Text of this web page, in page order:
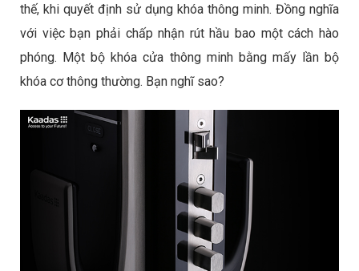
thế, khi quyết định sử dụng khóa thông minh. Đồng nghĩa
với việc bạn phải chấp nhận rút hầu bao một cách hào
phóng. Một bộ khóa cửa thông minh bằng mấy lần bộ
khóa cơ thông thường. Bạn nghĩ sao?